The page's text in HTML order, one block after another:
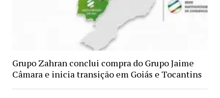
Grupo Zahran conclui compra do Grupo Jaime
Câmara e inicia transição em Goiás e Tocantins